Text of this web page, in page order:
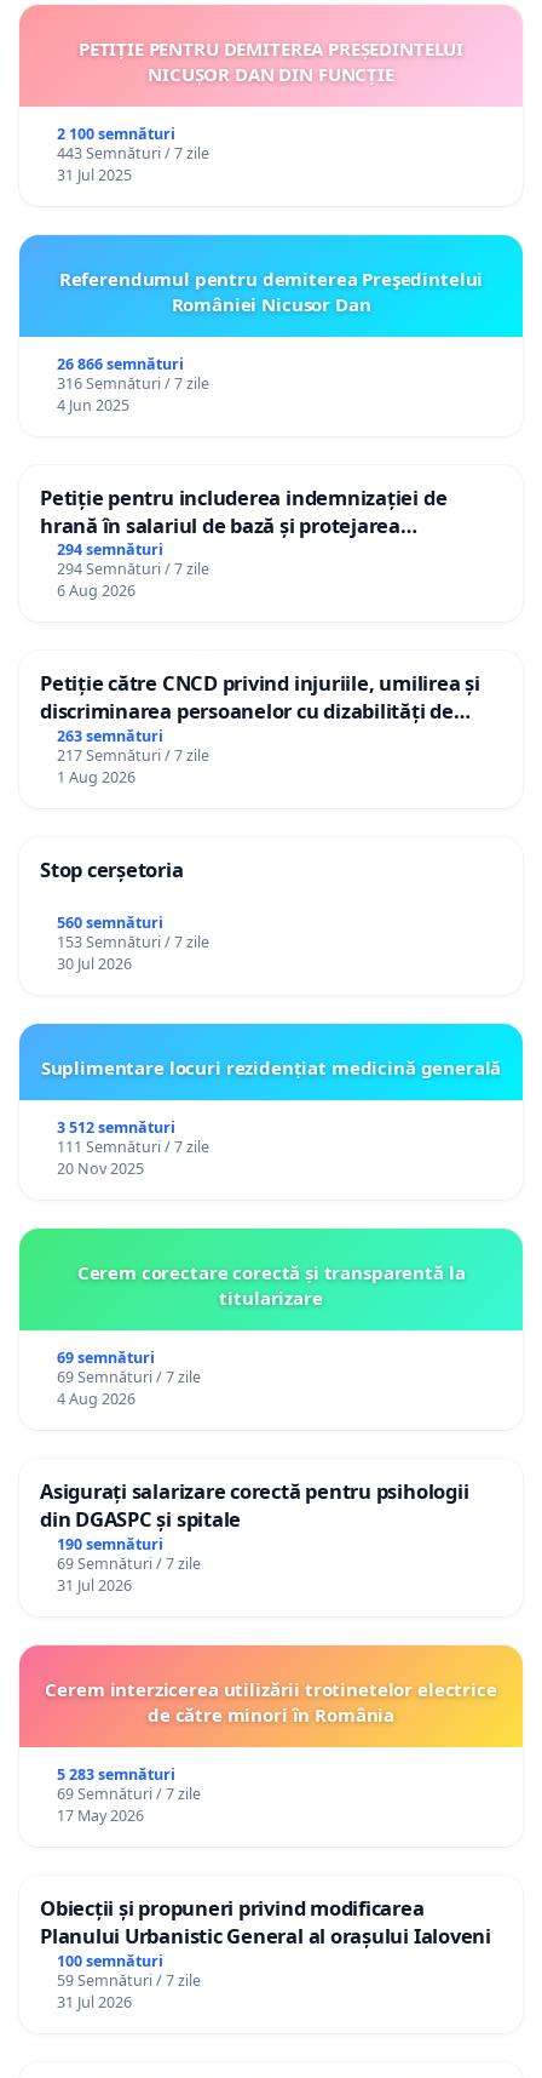
PETIȚIE PENTRU DEMITEREA PREȘEDINTELUI
NICUȘOR DAN DIN FUNCȚIE
2 100 semnături
443 Semnături / 7 zile
31 Jul 2025
Referendumul pentru demiterea Preşedintelui
României Nicusor Dan
26 866 semnături
316 Semnături / 7 zile
4 Jun 2025
Petiție pentru includerea indemnizației de
hrană în salariul de bază și protejarea
gradațiilor de vechime pentru asistenții
personali
294 semnături
294 Semnături / 7 zile
6 Aug 2026
Petiție către CNCD privind injuriile, umilirea și
discriminarea persoanelor cu dizabilități de
către utilizatorul TikTok „Gorici”
263 semnături
217 Semnături / 7 zile
1 Aug 2026
Stop cerșetoria
560 semnături
153 Semnături / 7 zile
30 Jul 2026
Suplimentare locuri rezidențiat medicină generală
3 512 semnături
111 Semnături / 7 zile
20 Nov 2025
Cerem corectare corectă și transparentă la
titularizare
69 semnături
69 Semnături / 7 zile
4 Aug 2026
Asigurați salarizare corectă pentru psihologii
din DGASPC și spitale
190 semnături
69 Semnături / 7 zile
31 Jul 2026
Cerem interzicerea utilizării trotinetelor electrice
de către minori în România
5 283 semnături
69 Semnături / 7 zile
17 May 2026
Obiecții și propuneri privind modificarea
Planului Urbanistic General al orașului Ialoveni
100 semnături
59 Semnături / 7 zile
31 Jul 2026